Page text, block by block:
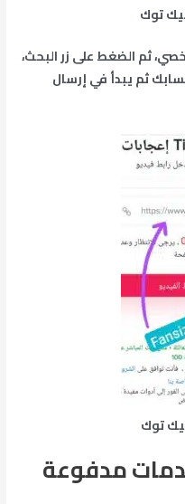
توك
ثم الضغط على زر البحث،
ثم يبدأ في إرسال
توك
مدفوعة